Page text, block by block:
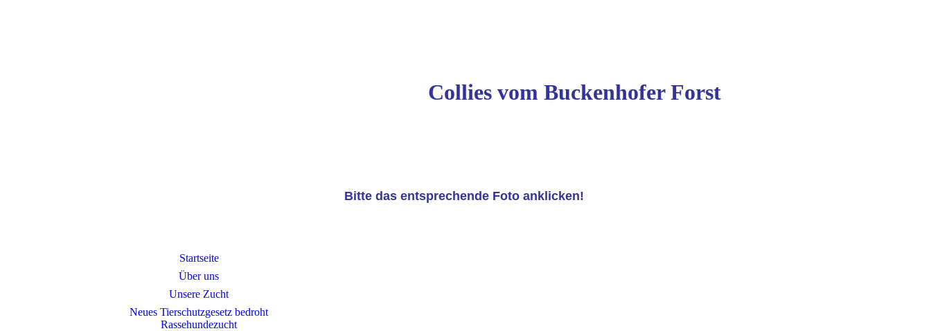
Startseite
Über uns
Unsere Zucht
Neues Tierschutzgesetz bedroht
Rassehundezucht
Collies vom Buckenhofer Forst
Bitte das entsprechende Foto anklicken!